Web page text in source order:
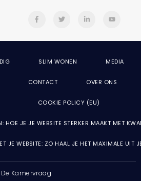
SLIM WONEN MEDIA
CONTACT OVER ONS
COOKIE POLICY (EU)
HOE JE JE WEBSITE STERKER MAAKT MET
JE WEBSITE: ZO HAAL JE HET MAXIMALE UIT
De Kamervraag